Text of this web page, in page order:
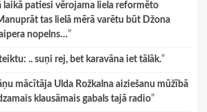
laikā patiesi vērojama liela reformēto
tas lielā mērā varētu būt Džona
nopelns…”
.. suņi rej, bet karavāna iet tālāk.”
mācītāja Ulda Rožkalna aiziešanu mūžībā
klausāmais gabals tajā radio”